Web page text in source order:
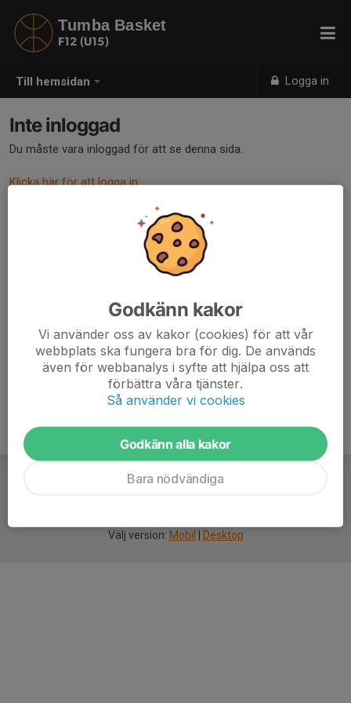
Till hemsidan Logga in
Tumba Basket
F12 (U15)
Inte inloggad
Du måste vara inloggad för att se denna sida.
Klicka här för att logga in
Välj version: Mobil Desktop
Godkänn kakor
Vi använder oss av kakor (cookies) för att vår
webbplats ska fungera bra för dig. De används
även för webbanalys i syfte att hjälpa oss att
förbättra våra tjänster.
Så använder vi cookies
Godkänn alla kakor
Bara nödvändiga